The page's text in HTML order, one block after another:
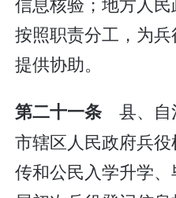
按照职责分工，为
提供协助。
第二十一条 县、自
市辖区人民政府兵
传和公民入学升学